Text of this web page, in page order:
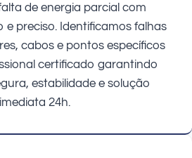
de energia parcial com
preciso. Identificamos falhas
cabos e pontos específicos
certificado garantindo
estabilidade e solução
imediata 24h.